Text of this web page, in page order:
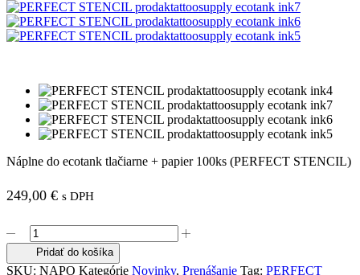
Náplne do ecotank tlačiarne + papier 100ks (PERFECT STENC IL)
249,00 € s DPH
množstvo
Náplne
do
Pridať do košíka
SKU: NAPO Kategórie Novinky, Prenášanie Tag: PERFECT